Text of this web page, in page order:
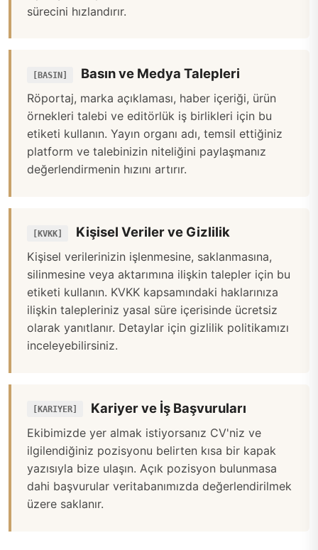
sürecini hızlandırır.
[BASIN] Basın ve Medya Talepleri
Röportaj, marka açıklaması, haber içeriği, ürün
örnekleri talebi ve editörlük iş birlikleri için bu
etiketi kullanın. Yayın organı adı, temsil ettiğiniz
platform ve talebinizin niteliğini paylaşmanız
değerlendirmenin hızını artırır.
[KVKK] Kişisel Veriler ve Gizlilik
Kişisel verilerinizin işlenmesine, saklanmasına,
silinmesine veya aktarımına ilişkin talepler için bu
etiketi kullanın. KVKK kapsamındaki haklarınıza
ilişkin talepleriniz yasal süre içerisinde ücretsiz
olarak yanıtlanır. Detaylar içingizlilik politikamızı
inceleyebilirsiniz.
[KARIYER] Kariyer ve İş Başvuruları
Ekibimizde yer almak istiyorsanız CV'niz ve
ilgilendiğiniz pozisyonu belirten kısa bir kapak
yazısıyla bize ulaşın. Açık pozisyon bulunmasa
dahi başvurular veritabanımızda değerlendirilmek
üzere saklanır.